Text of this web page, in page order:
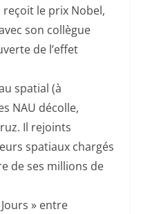
reçoit le prix Nobel,
son collègue
de l’effet
spatial (à
NAU décolle,
Il rejoints
spatiaux chargés
de ses millions de
» entre